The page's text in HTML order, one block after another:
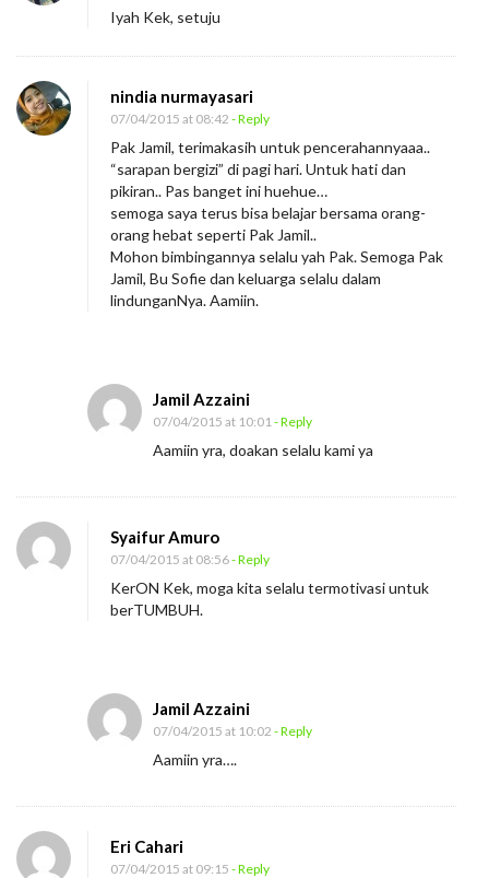
Iyah Kek, setuju
nindia nurmayasari
07/04/2015 at 08:42 - Reply
Pak Jamil, terimakasih untuk pencerahannyaaa..
“sarapan bergizi” di pagi hari. Untuk hati dan
pikiran.. Pas banget ini huehue…
semoga saya terus bisa belajar bersama orang-
orang hebat seperti Pak Jamil..
Mohon bimbingannya selalu yah Pak. Semoga Pak
Jamil, Bu Sofie dan keluarga selalu dalam
lindunganNya. Aamiin.
Jamil Azzaini
07/04/2015 at 10:01 - Reply
Aamiin yra, doakan selalu kami ya
Syaifur Amuro
07/04/2015 at 08:56- Reply
KerON Kek, moga kita selalu termotivasi untuk
berTUMBUH.
Jamil Azzaini
07/04/2015 at 10:02 - Reply
Aamiin yra….
Eri Cahari
07/04/2015 at 09:15 - Reply